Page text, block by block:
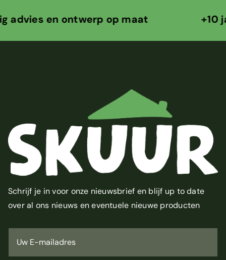
op maat +10 jaar
Schrijf je in voor onze nieuwsbrief en blijf up to date
over al ons nieuws en eventuele nieuwe producten
U